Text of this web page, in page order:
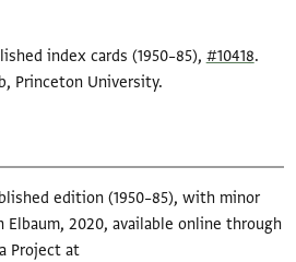
index cards (1950–85), #10418.
Princeton University.
edition (1950–85), with minor
Elbaum, 2020, available online through
Project at